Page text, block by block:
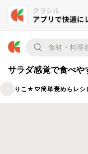
サラダ感覚で食べ
りこ★♡簡単褒めらレシ